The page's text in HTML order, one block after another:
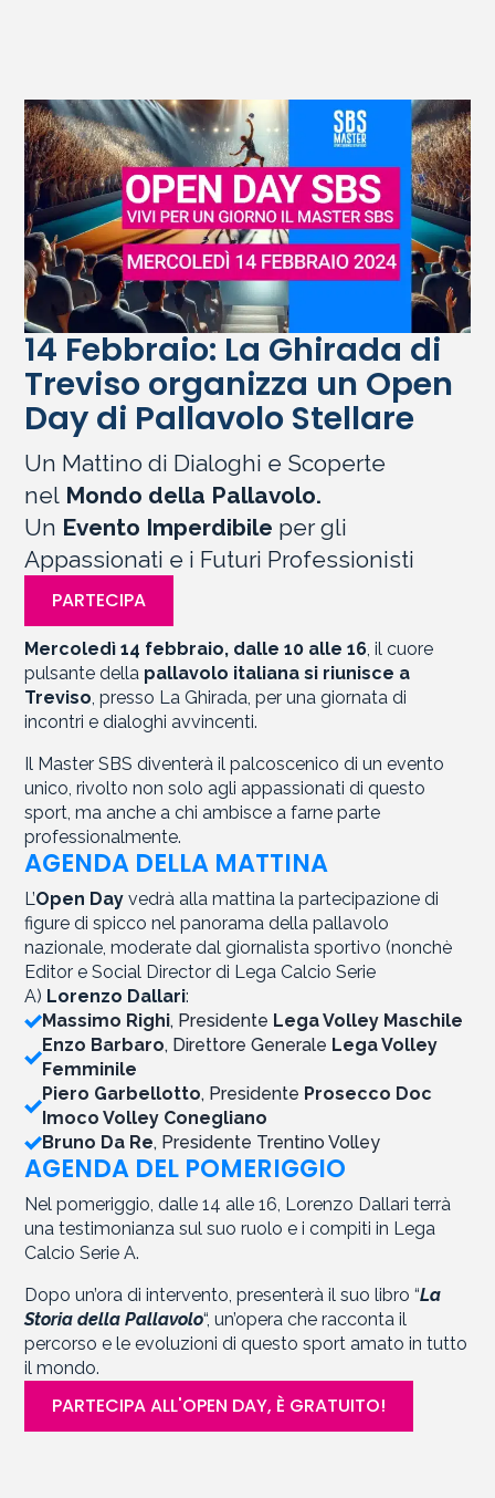
14 Febbraio: La Ghirada di
Treviso organizza un Open
Day di Pallavolo Stellare
Un Mattino di Dialoghi e Scoperte
nel Mondo della Pallavolo.
Un Evento Imperdibile per gli
Appassionati e i Futuri Professionisti
PARTECIPA
Mercoledì 14 febbraio, dalle 10 alle 16, il cuore
pulsante della pallavolo italiana si riunisce a
Treviso, presso La Ghirada, per una giornata di
incontri e dialoghi avvincenti.
Il Master SBS diventerà il palcoscenico di un evento
unico, rivolto non solo agli appassionati di questo
sport, ma anche a chi ambisce a farne parte
professionalmente.
AGENDA DELLA MATTINA
L’Open Dayvedrà alla mattina la partecipazione di
figure di spicco nel panorama della pallavolo
nazionale, moderate dal giornalista sportivo (nonchè
Editor e Social Director di Lega Calcio Serie
A) Lorenzo Dallari:
Massimo Righi, Presidente Lega Volley Maschile
Enzo Barbaro, Direttore Generale Lega Volley
Femminile
Piero Garbellotto, Presidente Prosecco Doc
Imoco Volley Conegliano
Bruno Da Re, Presidente Trentino Volley
AGENDA DEL POMERIGGIO
Nel pomeriggio, dalle 14 alle 16, Lorenzo Dallari terrà
una testimonianza sul suo ruolo e i compiti in Lega
Calcio Serie A.
Dopo un’ora di intervento, presenterà il suo libro “La
Storia della Pallavolo“, un’opera che racconta il
percorso e le evoluzioni di questo sport amato in tutto
il mondo.
PARTECIPA ALL'OPEN DAY, È GRATUITO!